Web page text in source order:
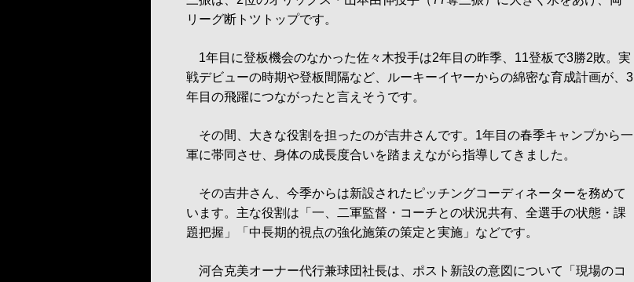
リーグ断トツトップです。
1年目に登板機会のなかった佐々木投手は2年目の昨季、11登板で3勝2敗。実
戦デビューの時期や登板間隔など、ルーキーイヤーからの綿密な育成計画が、3
年目の飛躍につながったと言えそうです。
その間、大きな役割を担ったのが吉井さんです。1年目の春季キャンプから一
軍に帯同させ、身体の成長度合いを踏まえながら指導してきました。
その吉井さん、今季からは新設されたピッチングコーディネーターを務めて
います。主な役割は「一、二軍監督・コーチとの状況共有、全選手の状態・課
題把握」「中長期的視点の強化施策の策定と実施」などです。
河合克美オーナー代行兼球団社長は、ポスト新設の意図について「現場のコ